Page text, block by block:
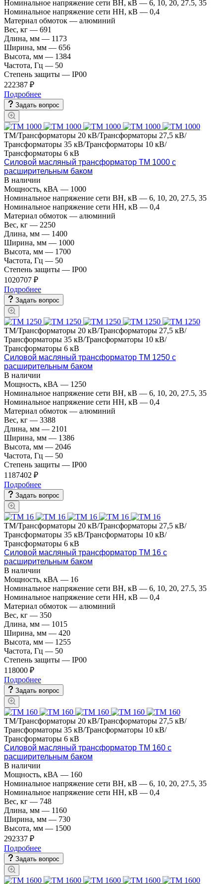
Номинальное напряжение сети ВН, кВ — 6, 10, 20, 27.5, 35
Номинальное напряжение сети НН, кВ — 0,4
Материал обмоток — алюминий
Вес, кг — 691
Длина, мм — 1173
Ширина, мм — 656
Высота, мм — 1384
Частота, Гц — 50
Степень защиты — IP00
222387 ₽
Подробнее
Задать вопрос
ТМ/Трансформаторы 20 кВ/Трансформаторы 27,5 кВ/
Трансформаторы 35 кВ/Трансформаторы 10 кВ/
Трансформаторы 6 кВ
Силовой масляный трансформатор ТМ 1000 с
расширительным баком
В наличии
Мощность, кВА — 1000
Номинальное напряжение сети ВН, кВ — 6, 10, 20, 27.5, 35
Номинальное напряжение сети НН, кВ — 0,4
Материал обмоток — алюминий
Вес, кг — 2250
Длина, мм — 1400
Ширина, мм — 1000
Высота, мм — 1700
Частота, Гц — 50
Степень защиты — IP00
1020707 ₽
Подробнее
Задать вопрос
ТМ/Трансформаторы 20 кВ/Трансформаторы 27,5 кВ/
Трансформаторы 35 кВ/Трансформаторы 10 кВ/
Трансформаторы 6 кВ
Силовой масляный трансформатор ТМ 1250 с
расширительным баком
В наличии
Мощность, кВА — 1250
Номинальное напряжение сети ВН, кВ — 6, 10, 20, 27.5, 35
Номинальное напряжение сети НН, кВ — 0,4
Материал обмоток — алюминий
Вес, кг — 3388
Длина, мм — 2101
Ширина, мм — 1386
Высота, мм — 2046
Частота, Гц — 50
Степень защиты — IP00
1187402 ₽
Подробнее
Задать вопрос
ТМ/Трансформаторы 20 кВ/Трансформаторы 27,5 кВ/
Трансформаторы 35 кВ/Трансформаторы 10 кВ/
Трансформаторы 6 кВ
Силовой масляный трансформатор ТМ 16 с
расширительным баком
В наличии
Мощность, кВА — 16
Номинальное напряжение сети ВН, кВ — 6, 10, 20, 27.5, 35
Номинальное напряжение сети НН, кВ — 0,4
Материал обмоток — алюминий
Вес, кг — 350
Длина, мм — 1015
Ширина, мм — 420
Высота, мм — 1255
Частота, Гц — 50
Степень защиты — IP00
118000 ₽
Подробнее
Задать вопрос
ТМ/Трансформаторы 20 кВ/Трансформаторы 27,5 кВ/
Трансформаторы 35 кВ/Трансформаторы 10 кВ/
Трансформаторы 6 кВ
Силовой масляный трансформатор ТМ 160 с
расширительным баком
В наличии
Мощность, кВА — 160
Номинальное напряжение сети ВН, кВ — 6, 10, 20, 27.5, 35
Номинальное напряжение сети НН, кВ — 0,4
Вес, кг — 748
Длина, мм — 1160
Ширина, мм — 730
Высота, мм — 1500
292337 ₽
Подробнее
Задать вопрос